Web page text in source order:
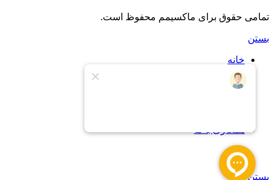
تمامی حقوق برای ماکسیمم محفوظ است.
بستن
خانه
اشتراک
سبد خرید
بستن